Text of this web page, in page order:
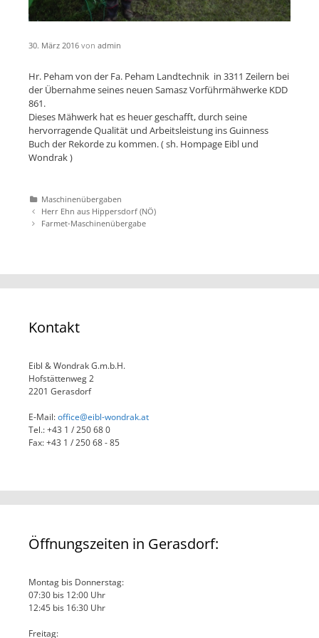
30. März 2016 von admin
Hr. Peham von der Fa. Peham Landtechnik in 3311 Zeilern bei
der Übernahme seines neuen Samasz Vorführmähwerke KDD
861.
Dieses Mähwerk hat es heuer geschafft, durch seine
hervorragende Qualität und Arbeitsleistung ins Guinness
Buch der Rekorde zu kommen. ( sh. Hompage Eibl und
Wondrak )
Katgeorien
Maschinenübergaben
Artikel-
Navigation
Herr Ehn aus Hippersdorf (NÖ)
Farmet-Maschinenübergabe
Kontakt
Eibl & Wondrak G.m.b.H.
Hofstättenweg 2
2201 Gerasdorf
E-Mail:office@eibl-wondrak.at
Tel.: +43 1 / 250 68 0
Fax: +43 1 / 250 68 - 85
Öffnungszeiten in Gerasdorf:
Montag bis Donnerstag:
07:30 bis 12:00 Uhr
12:45 bis 16:30 Uhr
Freitag: